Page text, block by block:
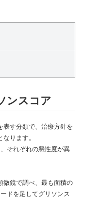
ンスコア
表す分類で、治療方針を
ります。
それぞれの悪性度が異
微鏡で調べ、最も面積の
ドを足してグリソンス